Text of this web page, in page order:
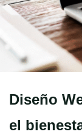
Diseño
el